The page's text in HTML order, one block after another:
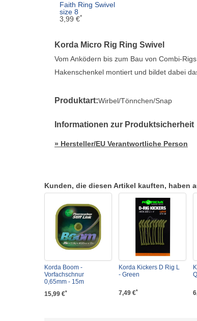
Faith Ring Swivel
size 8
3,99 €*
Korda Micro Rig Ring Swivel
Vom Anködern bis zum Bau von Combi-
Hakenschenkel montiert und bildet dabei
Produktart:Wirbel/Tönnchen/Snap
Informationen zur Produktsicherheit
» Hersteller/EU Verantwortliche Person
Kunden, die diesen Artikel kauften, haben
Korda Boom -
Vorfachschnur
0,65mm - 15m
15,99 €*
Korda Kickers D Rig L
- Green
7,49 €*